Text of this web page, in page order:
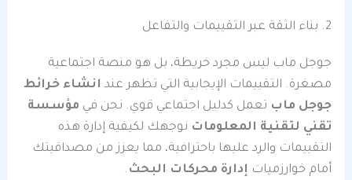
2. بناء الثقة عبر التقييمات والتفاعل
جوجل ماب ليس مجرد خريطة، بل هو منصة اجتماعية
مصغرة. التقييمات الإيجابية التي تظهر عند انشاء خرائط
جوجل ماب تعمل كدليل اجتماعي قوي. نحن في مؤسسة
تقني لتقنية المعلومات نوجهك لكيفية إدارة هذه
التقييمات والرد عليها باحترافية، مما يعزز من مصداقيتك
أمام خوارزميات إدارة محركات البحث .